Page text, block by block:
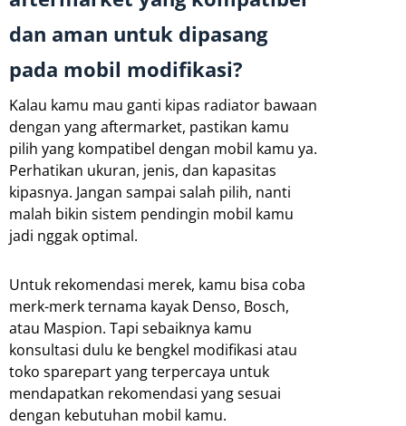
dan aman untuk dipasang
pada mobil modifikasi?
Kalau kamu mau ganti kipas radiator bawaan
dengan yang aftermarket, pastikan kamu
pilih yang kompatibel dengan mobil kamu ya.
Perhatikan ukuran, jenis, dan kapasitas
kipasnya. Jangan sampai salah pilih, nanti
malah bikin sistem pendingin mobil kamu
jadi nggak optimal.
Untuk rekomendasi merek, kamu bisa coba
merk-merk ternama kayak Denso, Bosch,
atau Maspion. Tapi sebaiknya kamu
konsultasi dulu ke bengkel modifikasi atau
toko sparepart yang terpercaya untuk
mendapatkan rekomendasi yang sesuai
dengan kebutuhan mobil kamu.